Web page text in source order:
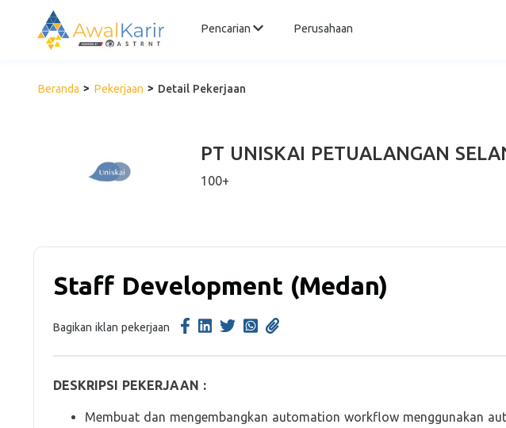
Pencarian Perusahaan
Beranda Pekerjaan Detail Pekerjaan
PT UNISKAI PETUALANGAN
100+
Staff Development (Medan)
Bagikan iklan pekerjaan
DESKRIPSI PEKERJAAN :
Membuat dan mengembangkan automation workflow menggunakan